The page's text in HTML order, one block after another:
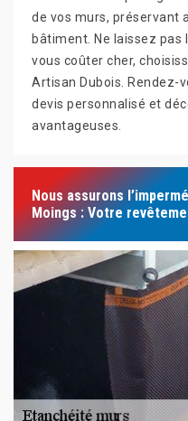
de vos murs, préservant
bâtiment. Ne laissez
vous coûter cher,
Artisan Dubois. Rendez-
devis personnalisé et
avantageuses.
Nous assurons
Moings : Votre